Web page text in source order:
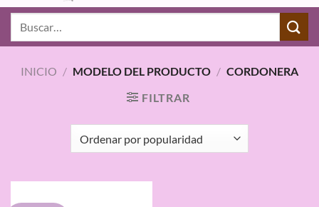
INICIO / MODELO DEL PRODUCTO / CORDONERA
FILTRAR